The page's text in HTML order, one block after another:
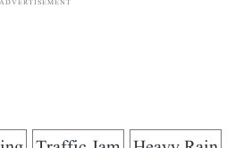
ADVERTISEMENT